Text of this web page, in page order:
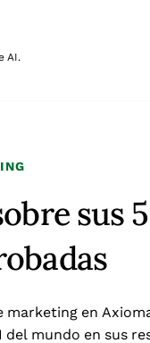
AI.
sus
marketing en
del mundo en sus